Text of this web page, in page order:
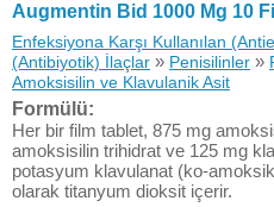
Augmentin Bid 1000 Mg 10
Enfeksiyona Karşı Kullanılan
(Antibiyotik) İlaçlar » Penisilinler »
Amoksisilin ve Klavulanik Asit
Formülü:
Her bir film tablet, 875 mg
amoksisilin trihidrat ve 125 mg
potasyum klavulanat (ko-
olarak titanyum dioksit içerir.